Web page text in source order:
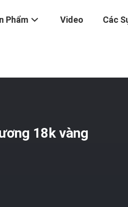
Phẩm Video Các
18k vàng